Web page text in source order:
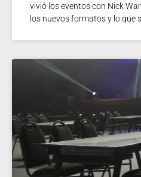
vivió los eventos con Nick
los nuevos formatos y lo que